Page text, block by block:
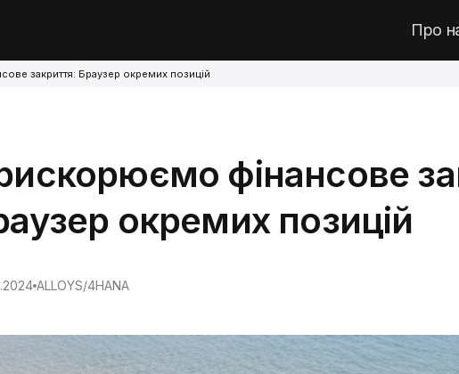
Про
закриття: Браузер окремих позицій
фінансове
окремих позицій
ALLOYS/4HANA